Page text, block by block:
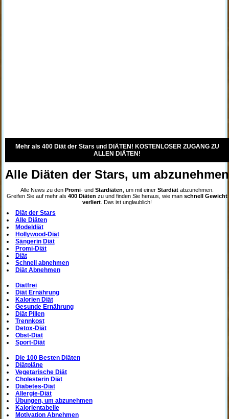
Mehr als 400 Diät der Stars und DIÄTEN! KOSTENLOSER ZUGANG ZU
ALLEN DIÄTEN!
Alle Diäten der Stars, um abzunehmen
Alle News zu denPromi- undStardiäten , um mit einerStardiät abzunehmen.
Greifen Sie auf mehr als400 Diäten zu und finden Sie heraus, wie manschnell Gewicht
verliert . Das ist unglaublich!
Diät der Stars
Alle Diäten
Modeldiät
Hollywood-Diät
Sängerin Diät
Promi-Diät
Diät
Schnell abnehmen
Diät Abnehmen
Diätfrei
Diät Ernährung
Kalorien Diät
Gesunde Ernährung
Diät Pillen
Trennkost
Detox-Diät
Obst-Diät
Sport-Diät
Die 100 Besten Diäten
Diätpläne
Vegetarische Diät
Cholesterin Diät
Diabetes-Diät
Allergie-Diät
Übungen, um abzunehmen
Kalorientabelle
Motivation Abnehmen